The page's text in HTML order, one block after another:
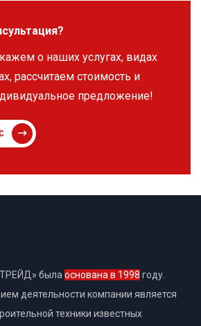
о наших услугах, видах
рассчитаем стоимость и
предложение!
была основана в 1998 году.
деятельности компании является
техники известных